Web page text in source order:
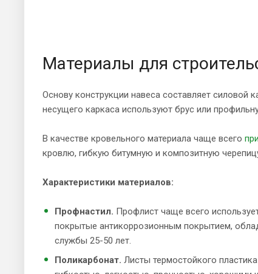
Материалы для
Основу конструкции навеса составляет силовой
несущего каркаса используют брус или
В качестве кровельного материала чаще всего
кровлю, гибкую битумную и композитную
Характеристики материалов:
Профнастил. Профлист чаще всего
покрытые антикоррозионным покрытием,
службы 25-50 лет.
Поликарбонат. Листы термостойкого